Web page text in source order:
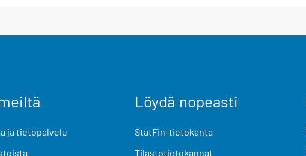
ja tietopalvelu
Löydä nopeasti
StatFin-tietokanta
Tilastotietokannat